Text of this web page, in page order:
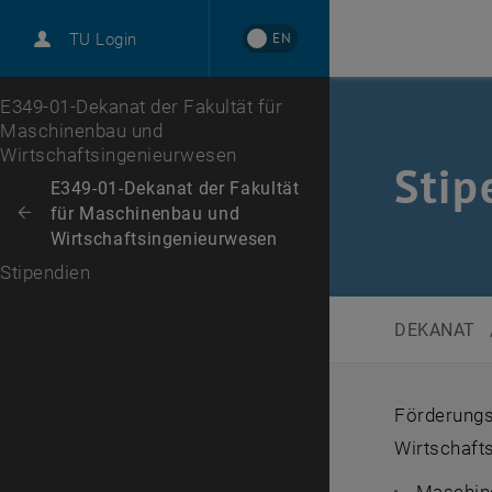
TU Login EN
Karriere
Zur 1. Menü Ebene
E349-01-Dekanat der Fakultät für
Maschinenbau und
Wirtschaftsingenieurwesen
Zurück: Subseiten von E349-01-Dekanat der Fakultät für
Zurück zur letzten Ebene:
E349-01-Dekanat der Fakultät
für Maschinenbau und
Wirtschaftsingenieurwesen
Stipendien
DEKANAT